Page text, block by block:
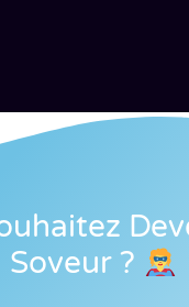
Soveur ?